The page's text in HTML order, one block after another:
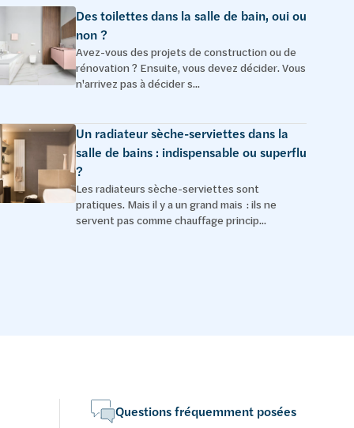
Des toilettes dans la salle de bain, oui ou
non ?
Avez-vous des projets de construction ou de
rénovation ? Ensuite, vous devez décider. Vous
n'arrivez pas à décider s...
Un radiateur sèche-serviettes dans la
salle de bains : indispensable ou superflu
?
Les radiateurs sèche-serviettes sont
pratiques. Mais il y a un grand mais : ils ne
servent pas comme chauffage princip...
Questions fréquemment posées